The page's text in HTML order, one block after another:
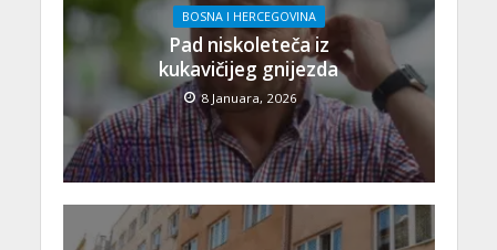
BOSNA I HERCEGOVINA
Pad niskoleteča iz
kukavičijeg gnijezda
8 Januara, 2026